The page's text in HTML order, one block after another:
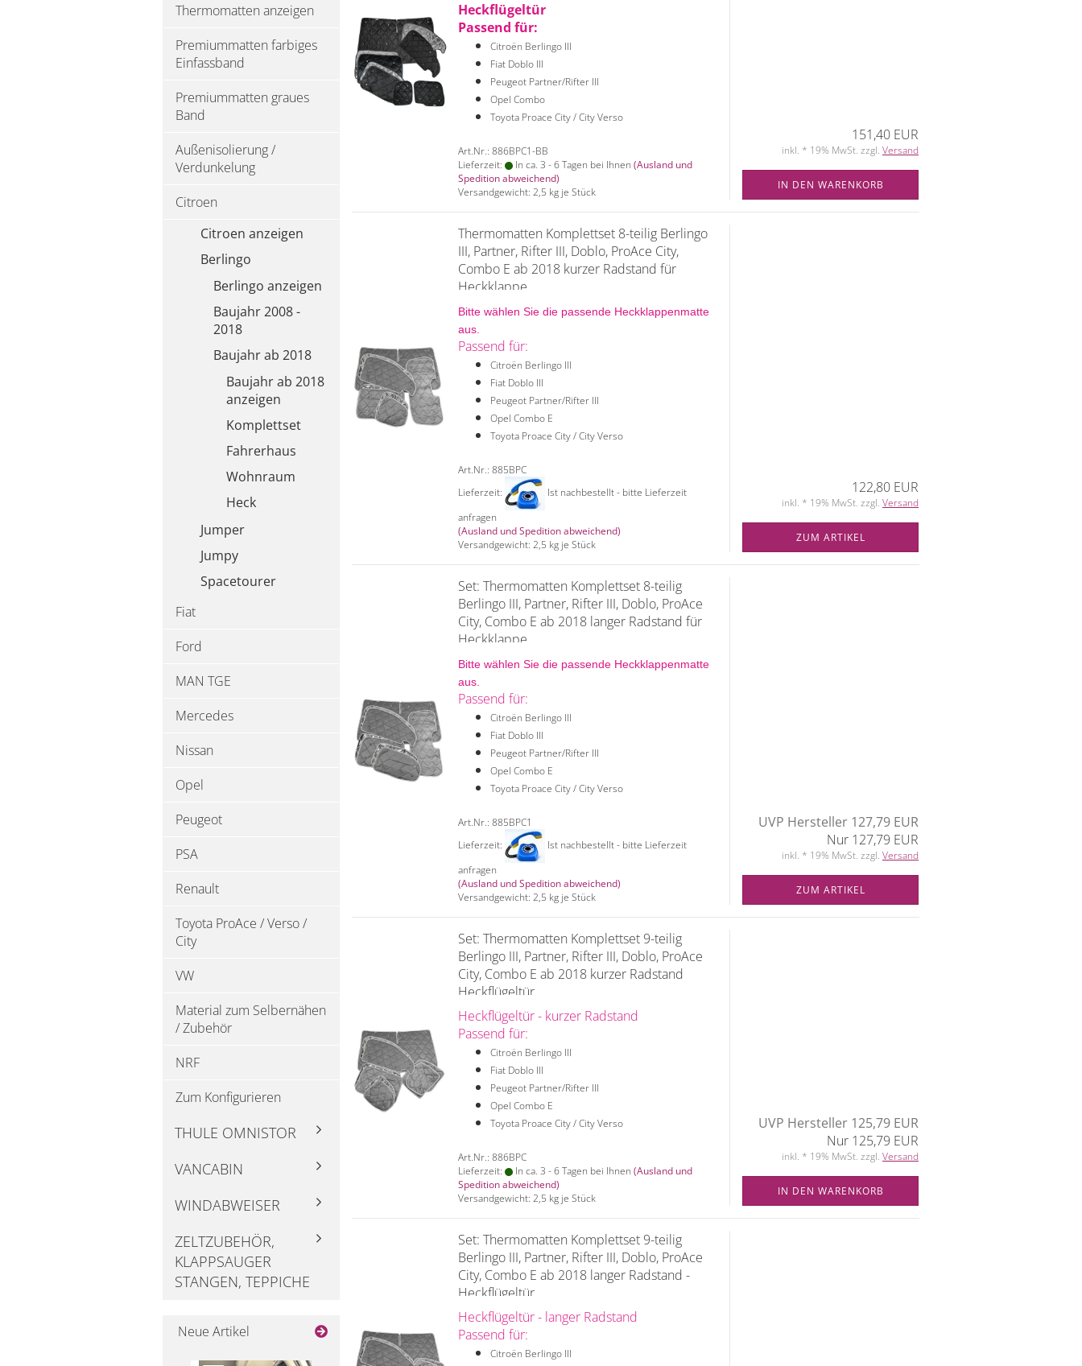
Heckflügeltür
Passend für:
Citroën Berlingo III
Fiat Doblo III
Peugeot Partner/Rifter III
Opel Combo
Toyota Proace City / City Verso
Art.Nr.: 886BPC1-BB
Lieferzeit:
In ca. 3 - 6 Tagen bei Ihnen (Ausland und
Spedition abweichend)
Versandgewicht: 2,5 kg je Stück
151,40 EUR
inkl. * 19% MwSt. zzgl. Versand
IN DEN WARENKORB
Thermomatten Komplettset 8-teilig Berlingo
III, Partner, Rifter III, Doblo, ProAce City,
Combo E ab 2018 kurzer Radstand für
Heckklappe
Bitte wählen Sie die passende Heckklappenmatte
aus.
Passend für:
Citroën Berlingo III
Fiat Doblo III
Peugeot Partner/Rifter III
Opel Combo E
Toyota Proace City / City Verso
Art.Nr.: 885BPC
Lieferzeit:
Ist nachbestellt - bitte Lieferzeit
anfragen
(Ausland und Spedition abweichend)
Versandgewicht: 2,5 kg je Stück
122,80 EUR
inkl. * 19% MwSt. zzgl. Versand
ZUM ARTIKEL
Set: Thermomatten Komplettset 8-teilig
Berlingo III, Partner, Rifter III, Doblo, ProAce
City, Combo E ab 2018 langer Radstand für
Heckklappe
Bitte wählen Sie die passende Heckklappenmatte
aus.
Passend für:
Citroën Berlingo III
Fiat Doblo III
Peugeot Partner/Rifter III
Opel Combo E
Toyota Proace City / City Verso
Art.Nr.: 885BPC1
Lieferzeit:
Ist nachbestellt - bitte Lieferzeit
anfragen
(Ausland und Spedition abweichend)
Versandgewicht: 2,5 kg je Stück
UVP Hersteller 127,79 EUR
Nur 127,79 EUR
inkl. * 19% MwSt. zzgl. Versand
ZUM ARTIKEL
Set: Thermomatten Komplettset 9-teilig
Berlingo III, Partner, Rifter III, Doblo, ProAce
City, Combo E ab 2018 kurzer Radstand
Heckflügeltür
Heckflügeltür - kurzer Radstand
Passend für:
Citroën Berlingo III
Fiat Doblo III
Peugeot Partner/Rifter III
Opel Combo E
Toyota Proace City / City Verso
Art.Nr.: 886BPC
Lieferzeit:
In ca. 3 - 6 Tagen bei Ihnen (Ausland und
Spedition abweichend)
Versandgewicht: 2,5 kg je Stück
UVP Hersteller 125,79 EUR
Nur 125,79 EUR
inkl. * 19% MwSt. zzgl. Versand
IN DEN WARENKORB
Set: Thermomatten Komplettset 9-teilig
Berlingo III, Partner, Rifter III, Doblo, ProAce
City, Combo E ab 2018 langer Radstand -
Heckflügeltür
Heckflügeltür - langer Radstand
Passend für:
Citroën Berlingo III
Thermomatten anzeigen
Premiummatten farbiges
Einfassband
Premiummatten graues
Band
Außenisolierung /
Verdunkelung
Citroen
Citroen anzeigen
Berlingo
Berlingo anzeigen
Baujahr 2008 -
2018
Baujahr ab 2018
Baujahr ab 2018
anzeigen
Komplettset
Fahrerhaus
Wohnraum
Heck
Jumper
Jumpy
Spacetourer
Fiat
Ford
MAN TGE
Mercedes
Nissan
Opel
Peugeot
PSA
Renault
Toyota ProAce / Verso /
City
VW
Material zum Selbernähen
/ Zubehör
NRF
Zum Konfigurieren
THULE OMNISTOR
VANCABIN
WINDABWEISER
ZELTZUBEHÖR,
KLAPPSAUGER
STANGEN, TEPPICHE
Neue Artikel